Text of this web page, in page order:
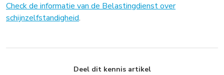
Check de informatie van de Belastingdienst over
schijnzelfstandigheid.
Deel dit kennis artikel